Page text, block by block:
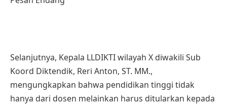
Selanjutnya, Kepala LLDIKTI wilayah X diwakili Sub
Koord Diktendik, Reri Anton, ST. MM.,
mengungkapkan bahwa pendidikan tinggi tidak
hanya dari dosen melainkan harus ditularkan kepada